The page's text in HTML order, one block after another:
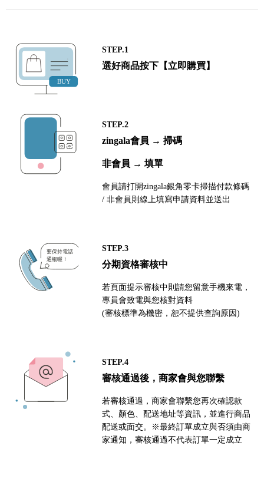
STEP.1
選好商品按下【立即購買】
STEP.2
zingala會員 → 掃碼
非會員 → 填單
會員請打開zingala銀角零卡掃描付款條碼
/ 非會員則線上填寫申請資料並送出
STEP.3
分期資格審核中
若頁面提示審核中則請您留意手機來電，
專員會致電與您核對資料
(審核標準為機密，恕不提供查詢原因)
STEP.4
審核通過後，商家會與您聯繫
若審核通過，商家會聯繫您再次確認款
式、顏色、配送地址等資訊，並進行商品
配送或面交。※最終訂單成立與否須由商
家通知，審核通過不代表訂單一定成立